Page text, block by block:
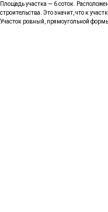
Площадь участка — 6 соток.
строительства. Это значит, что к
Участок ровный, прямоугольной